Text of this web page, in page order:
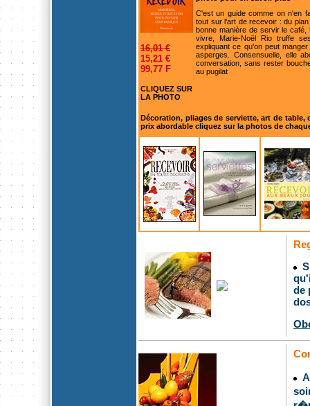
16,01 €
15,21 €
99,77 F
CLIQUEZ SUR
LA PHOTO
C'est un guide comme on n'en
tout sur l'art de recevoir : du
bonne manière de servir le
vivre, Marie-Noël Rio truffe
expliquant ce qu'on peut
asperges. Consensuelle, elle
conversation, sans rester
au pugilat
Décoration, pliages de serviette, art de
prix abordable cliquez sur la photos de
de